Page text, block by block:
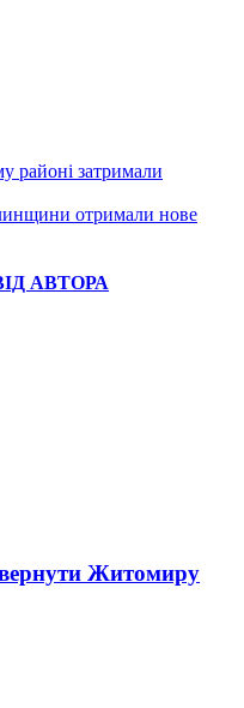
районі затримали
отримали нове
АВТОРА
Житомиру